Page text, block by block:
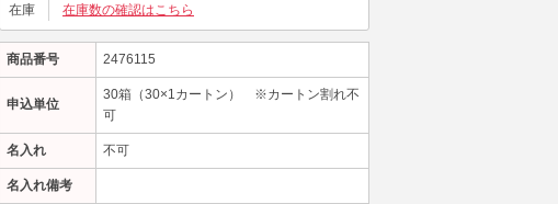
在庫 在庫数の確認はこちら
商品番号 2476115
申込単位
30箱（30×1カートン） ※カートン割れ不
可
名入れ 不可
名入れ備考